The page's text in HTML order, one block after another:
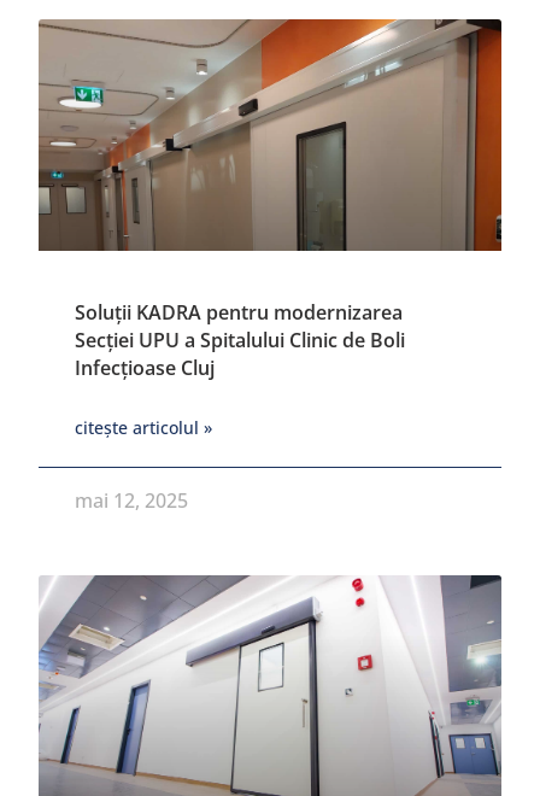
Soluții KADRA pentru modernizarea
Secției UPU a Spitalului Clinic de Boli
Infecțioase Cluj
citește articolul »
mai 12, 2025